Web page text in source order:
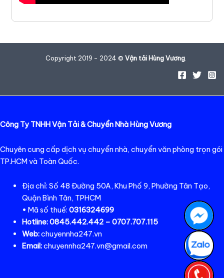
Copyright 2019 - 2024 © Vận tải Hùng Vương.
Công Ty TNHH Vận Tải & Chuyển Nhà Hùng Vương
Chuyên cung cấp dịch vụ chuyển nhà, chuyển văn phòng trọn gói
TP.HCM và Toàn Quốc.
Địa chỉ: Số 48 Đường 50A, Khu Phố 9, Phường Tân Tạo,
Quận Bình Tân, TPHCM
• Mã số thuế: 0316324699
Hotline:0845.442.442 – 0707.707.115
Web:chuyennha247.vn
Email:chuyennha247.vn@gmail.com